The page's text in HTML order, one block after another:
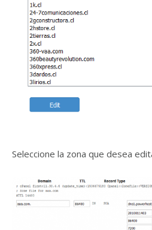
Seleccione la zona que desea